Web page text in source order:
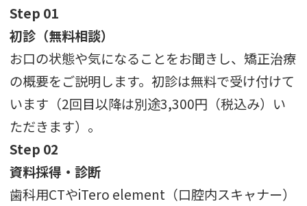
Step 01
初診（無料相談）
お口の状態や気になることをお聞きし、矯正治療
の概要をご説明します。初診は無料で受け付けて
います（2回目以降は別途3,300円（税込み）い
ただきます）。
Step 02
資料採得・診断
歯科用CTやiTero element（口腔内スキャナー）